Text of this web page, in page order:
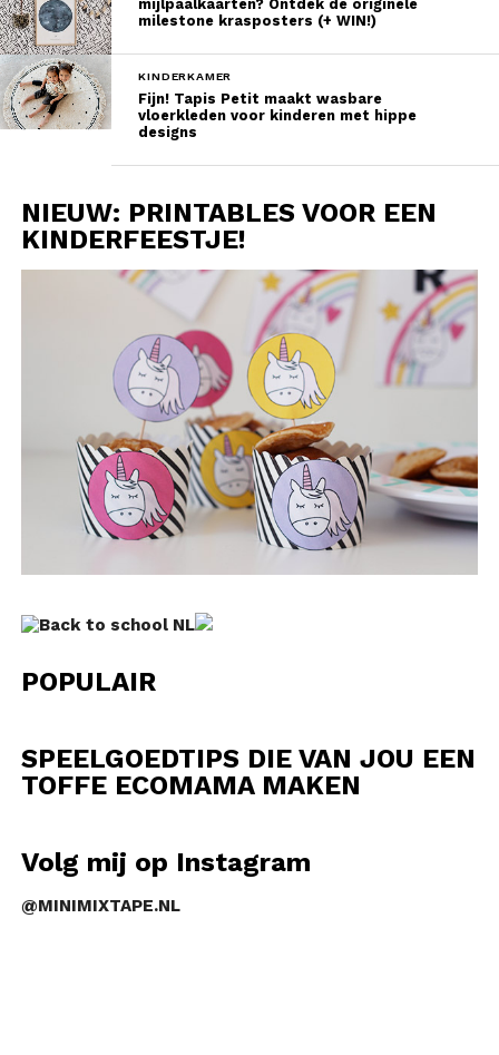
mijlpaalkaarten? Ontdek de originele
milestone krasposters (+ WIN!)
KINDERKAMER
Fijn! Tapis Petit maakt wasbare
vloerkleden voor kinderen met hippe
designs
NIEUW: PRINTABLES VOOR EEN
KINDERFEESTJE!
POPULAIR
SPEELGOEDTIPS DIE VAN JOU EEN
TOFFE ECOMAMA MAKEN
Volg mij op Instagram
@MINIMIXTAPE.NL